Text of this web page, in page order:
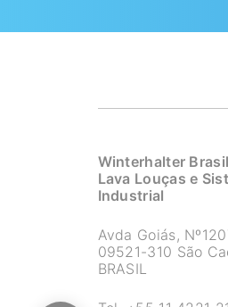
Winterhalter
Lava Louças e
Industrial
Avda Goiás,
09521-310 São
BRASIL